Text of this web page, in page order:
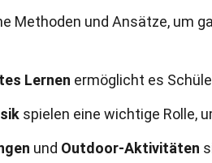
Methoden und Ansätze, um
Lernen ermöglicht es
spielen eine wichtige Rolle,
und Outdoor-Aktivitäten